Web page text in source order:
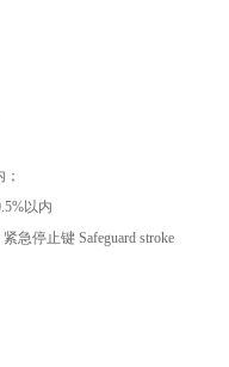
；
以内
紧急停止键 Safeguard stroke